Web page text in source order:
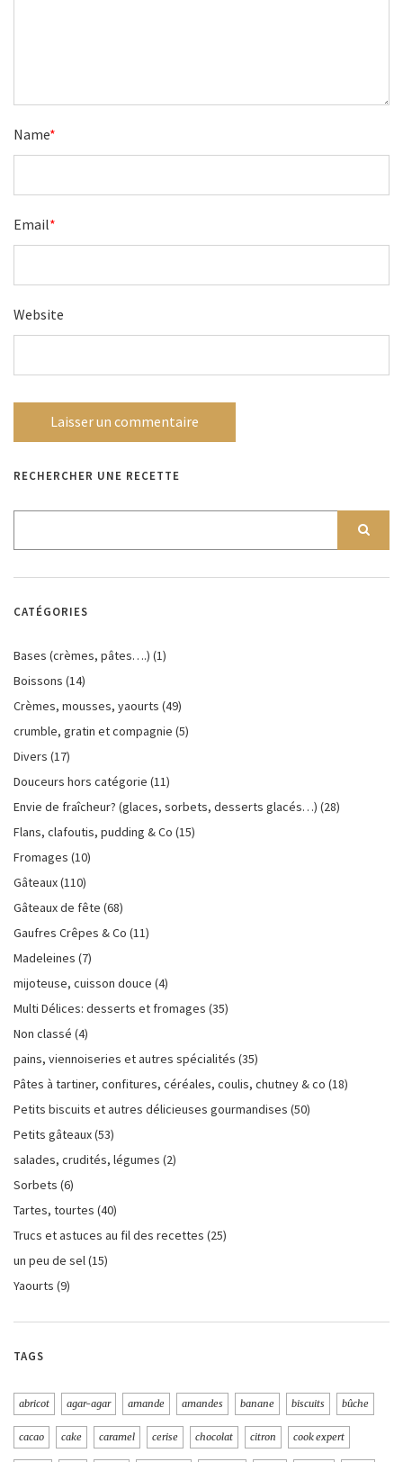
Name*
Email*
Website
RECHERCHER UNE RECETTE
CATÉGORIES
Bases (crèmes, pâtes….) (1)
Boissons (14)
Crèmes, mousses, yaourts (49)
crumble, gratin et compagnie (5)
Divers (17)
Douceurs hors catégorie (11)
Envie de fraîcheur? (glaces, sorbets, desserts glacés…) (28)
Flans, clafoutis, pudding & Co (15)
Fromages (10)
Gâteaux(110)
Gâteaux de fête (68)
Gaufres Crêpes & Co (11)
Madeleines (7)
mijoteuse, cuisson douce (4)
Multi Délices: desserts et fromages (35)
Non classé (4)
pains, viennoiseries et autres spécialités (35)
Pâtes à tartiner, confitures, céréales, coulis, chutney & co (18)
Petits biscuits et autres délicieuses gourmandises (50)
Petits gâteaux(53)
salades, crudités, légumes (2)
Sorbets (6)
Tartes, tourtes (40)
Trucs et astuces au fil des recettes (25)
un peu de sel(15)
Yaourts (9)
TAGS
abricot agar-agar amande amandes banane biscuits bûche
cacao cake caramel cerise chocolat citron cook expert